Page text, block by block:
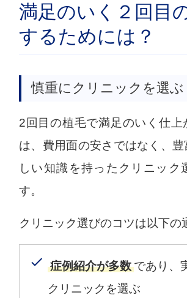
満足のいく２回目
するためには？
慎重にクリニックを選ぶ
2回目の植毛で満足のいく仕上
は、費用面の安さではなく、
しい知識を持ったクリニック
す。
クリニック選びのコツは以下の
症例紹介が多数であり、
クリニックを選ぶ